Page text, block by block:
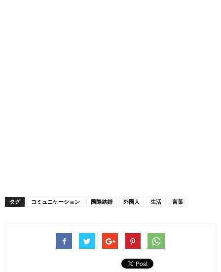
タグ コミュニケーション 国際結婚 外国人 生活 言葉